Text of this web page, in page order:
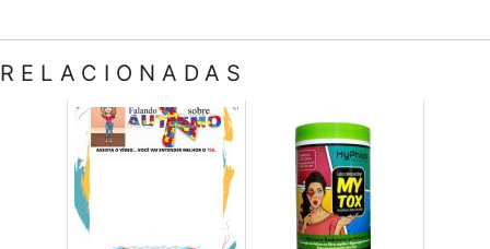
RELACIONADAS